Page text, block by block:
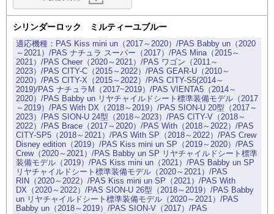
シリンダーロック ミルティーユブルー
PAS Kiss mini un（2017～2020）/PAS Babby un（2020
～2021）/PAS ナチュラ スーパー（2017）/PAS Mina（2015～
2021）/PAS Cheer（2020～2021）/PAS ワゴン（2011～
2023）/PAS CITY-C（2015～2022）/PAS GEAR-U（2010～
2020）/PAS CITY-X（2015～2022）/PAS CITY-S5(2014～
2019)/PAS ナチュラM（2017~2019）/PAS VIENTA5（2014～
2020）/PAS Babby un リヤチャイルドシート標準装備モデル（2017
～2019）/PAS With DX（2018～2019）/PAS SION-U 20型（2017～
2023）/PAS SION-U 24型（2018～2023）/PAS CITY-V（2018～
2022）/PAS Brace（2017～2020）/PAS With（2018～2022）/PAS
CITY-SP5（2018～2021）/PAS With SP（2018～2022）/PAS Crew
Disney edition（2019）/PAS Kiss mini un SP（2019～2020）/PAS
Crew（2020～2021）/PAS Babby un SP リヤチャイルドシート標準
装備モデル（2019）/PAS Kiss mini un（2021）/PAS Babby un SP
リヤチャイルドシート標準装備モデル（2020～2021）/PAS
RIN（2020～2022）/PAS Kiss mini un SP（2021）/PAS With
DX（2020～2022）/PAS SION-U 26型（2018～2019）/PAS Babby
un リヤチャイルドシート標準装備モデル（2020～2021）/PAS
Babby un（2018～2019）/PAS SION-V（2017）/PAS